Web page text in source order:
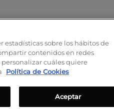
SeQura
estadísticas sobre los hábitos de
contenidos en redes
personalizar cuáles quiere
Política de Cookies
Aceptar